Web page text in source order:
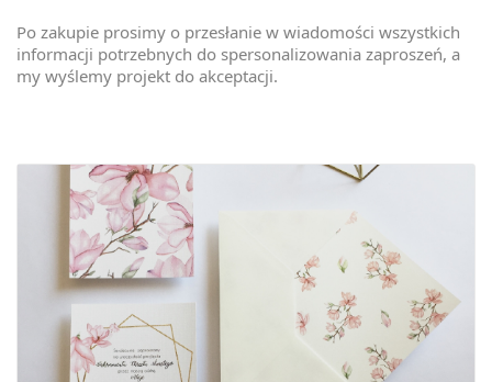
Po zakupie prosimy o przesłanie w wiadomości wszystkich
informacji potrzebnych do spersonalizowania zaproszeń, a
my wyślemy projekt do akceptacji.